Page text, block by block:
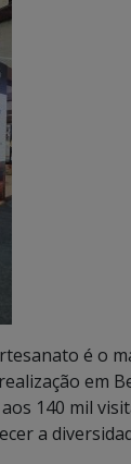
é o
em
140 mil
a